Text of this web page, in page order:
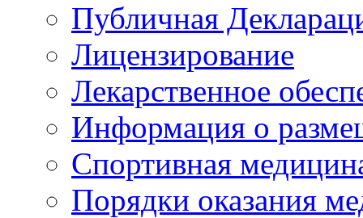
Публичная
Лицензирование
Лекарственное
Информация о
Спортивная
Порядки оказания